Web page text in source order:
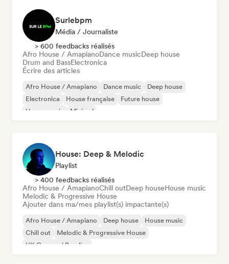
Surlebpm
Média / Journaliste
> 600 feedbacks réalisés
Afro House / AmapianoDance musicDeep house
Drum and BassElectronica
Écrire des articles
Afro House / Amapiano Dance music
Deep house
Electronica
House française
Future house
House music
Minimal
House: Deep & Melodic
Playlist
> 400 feedbacks réalisés
Afro House / AmapianoChill outDeep houseHouse music
Melodic & Progressive House
Ajouter dans ma/mes playlist(s) impactante(s)
Afro House / Amapiano Deep house
House music
Chill out
Melodic & Progressive House
UK Garage / Bassline